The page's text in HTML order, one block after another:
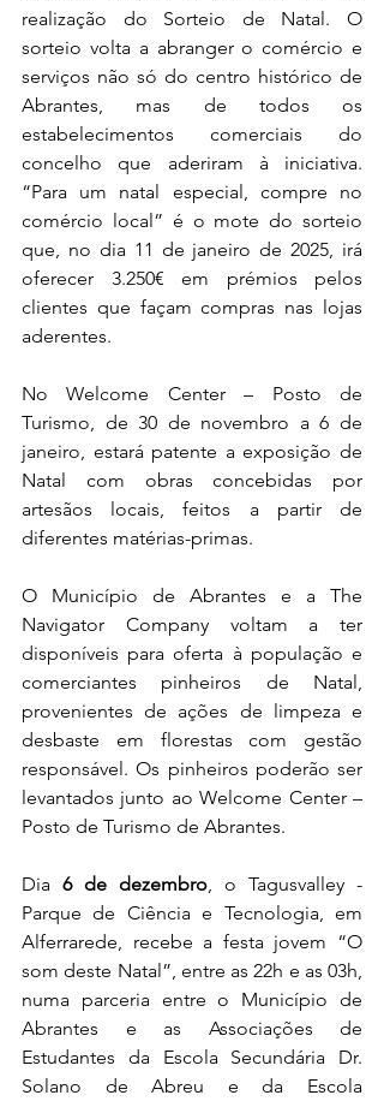
realização do Sorteio de Natal. O
sorteio volta a abranger o comércio e
serviços não só do centro histórico de
Abrantes, mas de todos os
estabelecimentos comerciais do
concelho que aderiram à iniciativa.
“Para um natal especial, compre no
comércio local” é o mote do sorteio
que, no dia 11 de janeiro de 2025, irá
oferecer 3.250€ em prémios pelos
clientes que façam compras nas lojas
aderentes.
No Welcome Center – Posto de
Turismo, de 30 de novembro a 6 de
janeiro, estará patente a exposição de
Natal com obras concebidas por
artesãos locais, feitos a partir de
diferentes matérias-primas.
O Município de Abrantes e a The
Navigator Company voltam a ter
disponíveis para oferta à população e
comerciantes pinheiros de Natal,
provenientes de ações de limpeza e
desbaste em florestas com gestão
responsável. Os pinheiros poderão ser
levantados junto ao Welcome Center –
Posto de Turismo de Abrantes.
Dia 6 de dezembro, o Tagusvalley -
Parque de Ciência e Tecnologia, em
Alferrarede, recebe a festa jovem “O
som deste Natal”, entre as 22h e as 03h,
numa parceria entre o Município de
Abrantes e as Associações de
Estudantes da Escola Secundária Dr.
Solano de Abreu e da Escola